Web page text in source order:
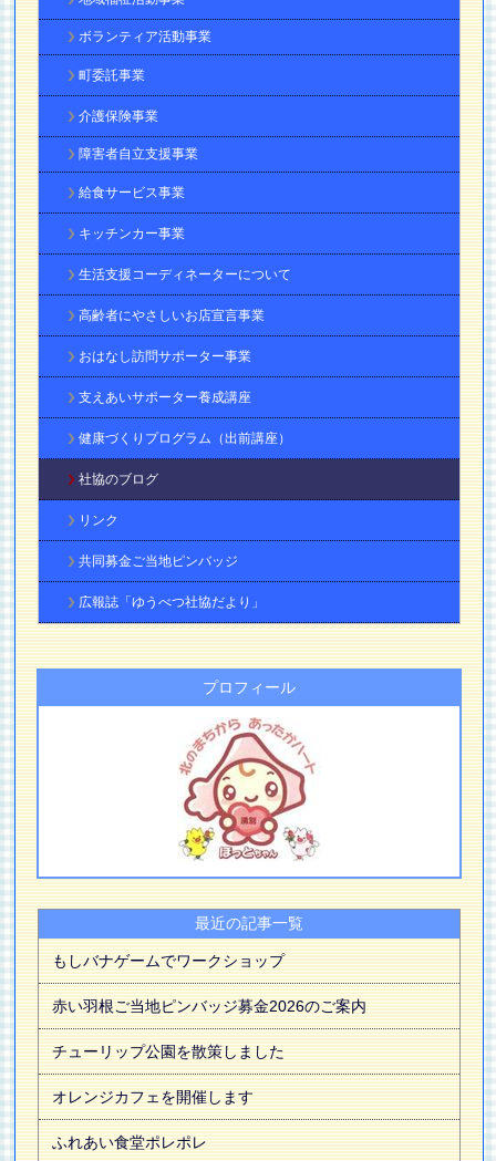
ボランティア活動事業
町委託事業
介護保険事業
障害者自立支援事業
給食サービス事業
キッチンカー事業
生活支援コーディネーターについて
高齢者にやさしいお店宣言事業
おはなし訪問サポーター事業
支えあいサポーター養成講座
健康づくりプログラム（出前講座）
社協のブログ
リンク
共同募金ご当地ピンバッジ
広報誌「ゆうべつ社協だより」
プロフィール
最近の記事一覧
もしバナゲームでワークショップ
赤い羽根ご当地ピンバッジ募金2026のご案内
チューリップ公園を散策しました
オレンジカフェを開催します
ふれあい食堂ポレポレ